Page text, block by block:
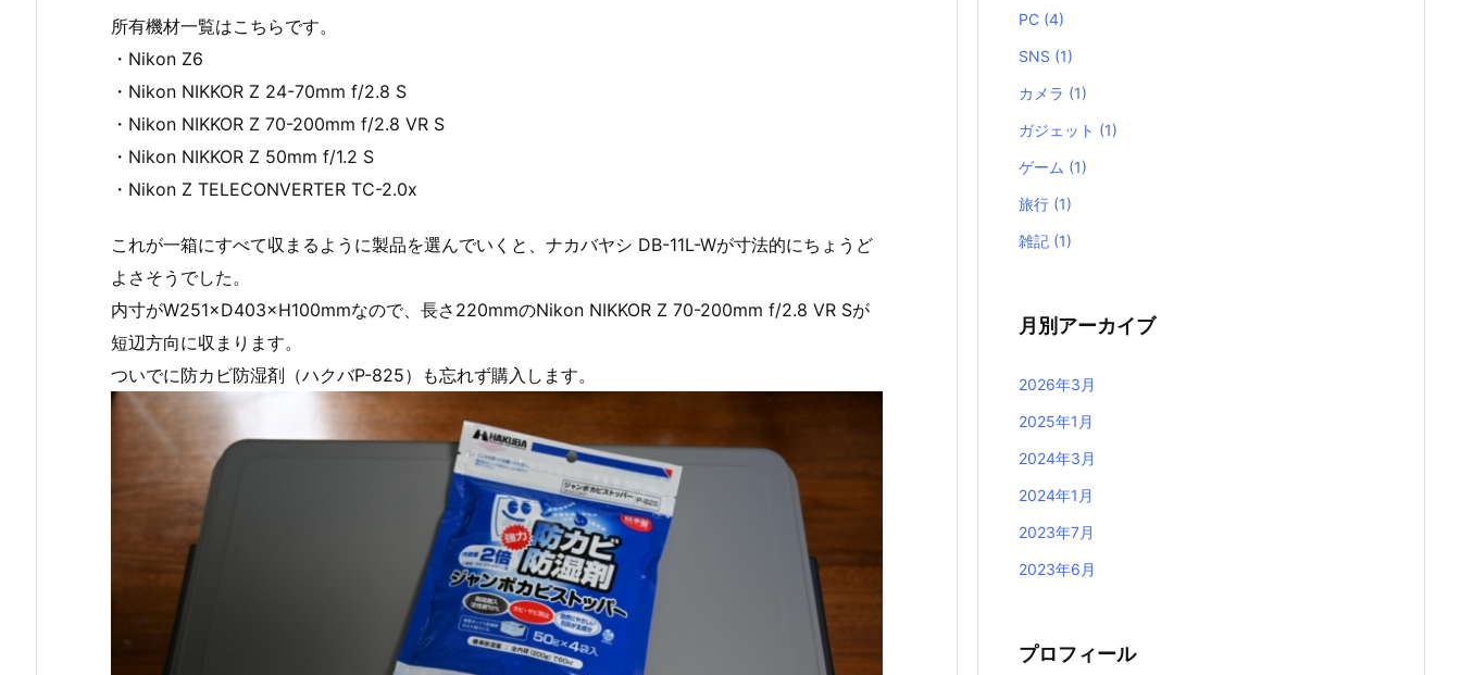
所有機材一覧はこちらです。
・Nikon Z6
・Nikon NIKKOR Z 24-70mm f/2.8 S
・Nikon NIKKOR Z 70-200mm f/2.8 VR S
・Nikon NIKKOR Z 50mm f/1.2 S
・Nikon Z TELECONVERTER TC-2.0x
これが一箱にすべて収まるように製品を選んでいくと、ナカバヤシ DB-11L-Wが寸法的にちょうど
よさそうでした。
内寸がW251×D403×H100mmなので、長さ220mmのNikon NIKKOR Z 70-200mm f/2.8 VR Sが
短辺方向に収まります。
ついでに防カビ防湿剤（ハクバP-825）も忘れず購入します。
PC (4)
SNS (1)
カメラ (1)
ガジェット (1)
ゲーム (1)
旅行 (1)
雑記 (1)
月別アーカイブ
2026年3月
2025年1月
2024年3月
2024年1月
2023年7月
2023年6月
プロフィール